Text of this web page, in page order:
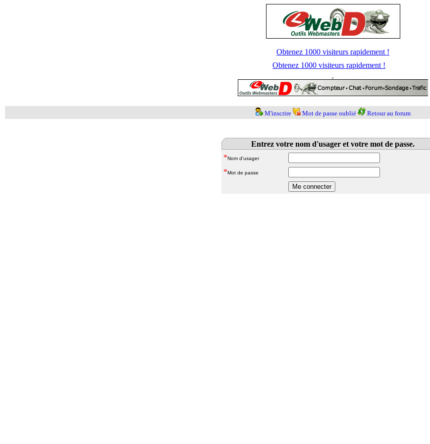
Obtenez 1000 visiteurs rapidement !
Obtenez 1000 visiteurs rapidement !
M'inscrire Mot de passe oublié Retour au forum
Entrez votre nom d'usager et votre mot de passe.
*Nom d'usager
*Mot de passe